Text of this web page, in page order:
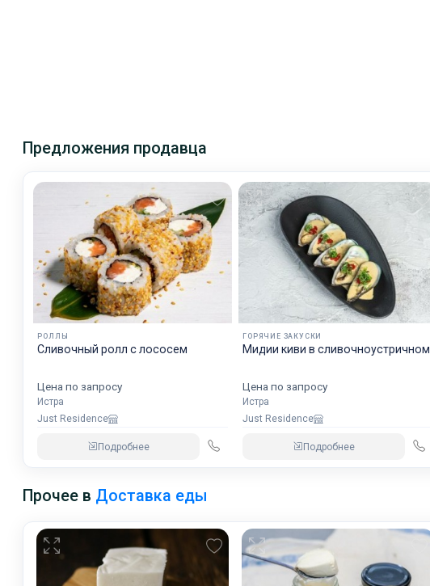
Предложения продавца
РОЛЛЫ
Сливочный ролл с лососем
Цена по запросу
Истра
Just Residence
Подробнее
ГОРЯЧИЕ ЗАКУСКИ
Мидии киви в сливочноустричном
Цена по запросу
Истра
Just Residence
Подробнее
Прочее в Доставка еды